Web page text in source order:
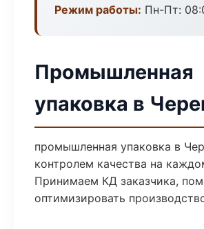
Режим работы: Пн-Пт:
Промышленная
упаковка в
промышленная упаковка в
контролем качества на
Принимаем КД заказчика,
оптимизировать